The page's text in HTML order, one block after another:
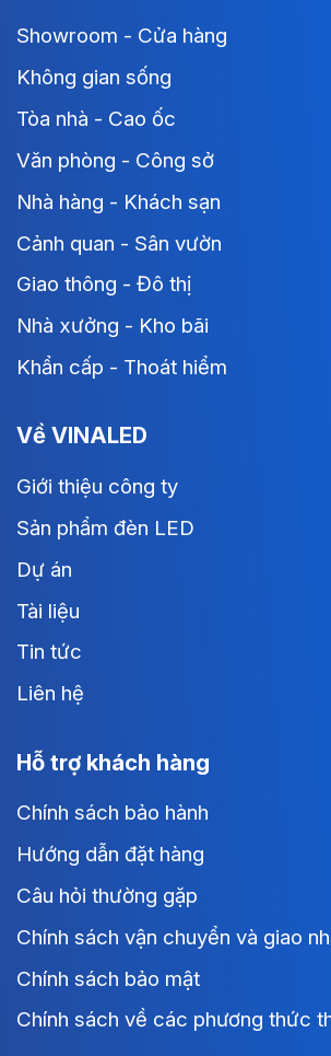
Showroom - Cửa hàng
Không gian sống
Tòa nhà - Cao ốc
Văn phòng - Công sở
Nhà hàng - Khách sạn
Cảnh quan - Sân vườn
Giao thông - Đô thị
Nhà xưởng - Kho bãi
Khẩn cấp - Thoát hiểm
Về VINALED
Giới thiệu công ty
Sản phẩm đèn LED
Dự án
Tài liệu
Tin tức
Liên hệ
Hỗ trợ khách hàng
Chính sách bảo hành
Hướng dẫn đặt hàng
Câu hỏi thường gặp
Chính sách vận chuyển và giao
Chính sách bảo mật
Chính sách về các phương thức